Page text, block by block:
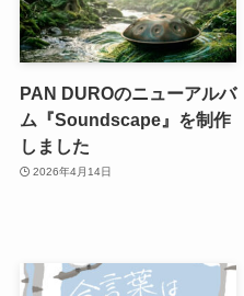
PAN DUROのニューアルバ
ム『Soundscape』を制作
しました
2026年4月14日